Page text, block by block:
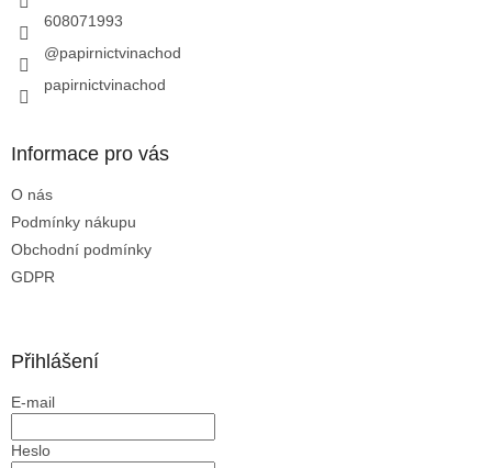
608071993
@papirnictvinachod
papirnictvinachod
Informace pro vás
O nás
Podmínky nákupu
Obchodní podmínky
GDPR
Přihlášení
E-mail
Heslo